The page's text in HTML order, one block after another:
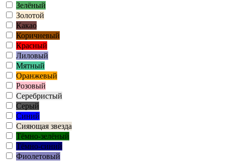
Зелёный
Золотой
Какао
Коричневый
Красный
Лиловый
Мятный
Оранжевый
Розовый
Серебристый
Серый
Синий
Сияющая звезда
Тёмно-зелёный
Тёмно-синий
Фиолетовый